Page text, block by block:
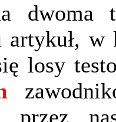
artykuł,
losy
przez